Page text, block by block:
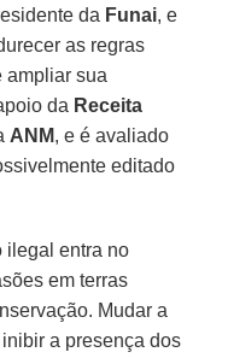
da Funai, e
as regras
ampliar sua
da Receita
ANM, e é avaliado
editado
ilegal entra no
em terras
Mudar a
a presença dos